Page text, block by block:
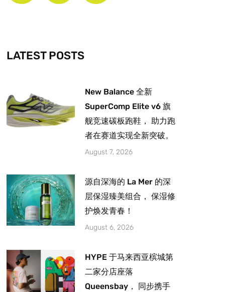
-
f
m
LATEST POSTS
New Balance 全新
SuperComp Elite v6 旗
舰竞速碳板跑鞋， 助力跑
者在赛道实现全新突破。
August 7, 2026
源自深海的 La Mer 的深
层保湿臻美组合， 保湿修
护焕发青春！
August 6, 2026
HYPE 于马来西亚槟城第
二家分店座落
Queensbay， 同步携手